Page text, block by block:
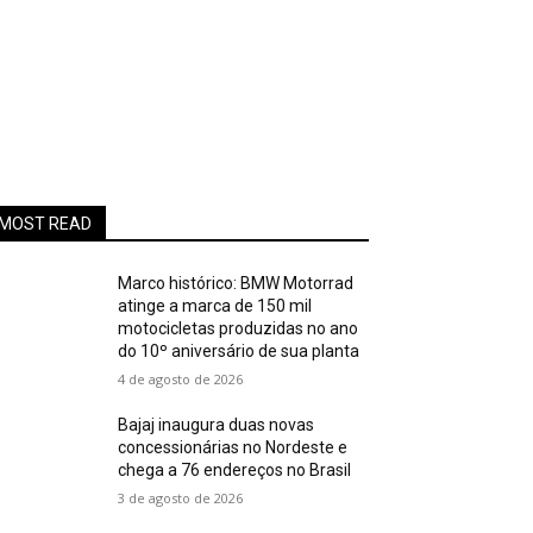
MOST READ
Marco histórico: BMW Motorrad
atinge a marca de 150 mil
motocicletas produzidas no ano
do 10º aniversário de sua planta
4 de agosto de 2026
Bajaj inaugura duas novas
concessionárias no Nordeste e
chega a 76 endereços no Brasil
3 de agosto de 2026